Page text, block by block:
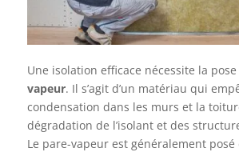
Une isolation efficace nécessite la pose
vapeur. Il s’agit d’un matériau qui
condensation dans les murs et la
dégradation de l’isolant et des
Le pare-vapeur est généralement